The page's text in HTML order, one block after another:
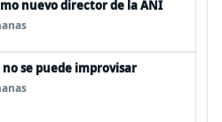
nuevo director de la ANI
no se puede improvisar